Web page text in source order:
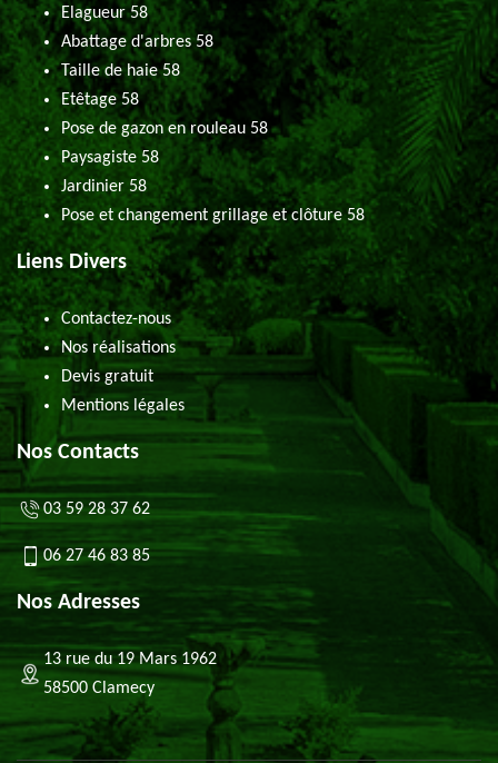
Elagueur 58
Abattage d'arbres 58
Taille de haie 58
Etêtage 58
Pose de gazon en rouleau 58
Paysagiste 58
Jardinier 58
Pose et changement grillage et clôture 58
Liens Divers
Contactez-nous
Nos réalisations
Devis gratuit
Mentions légales
Nos Contacts
03 59 28 37 62
06 27 46 83 85
Nos Adresses
13 rue du 19 Mars 1962
58500 Clamecy